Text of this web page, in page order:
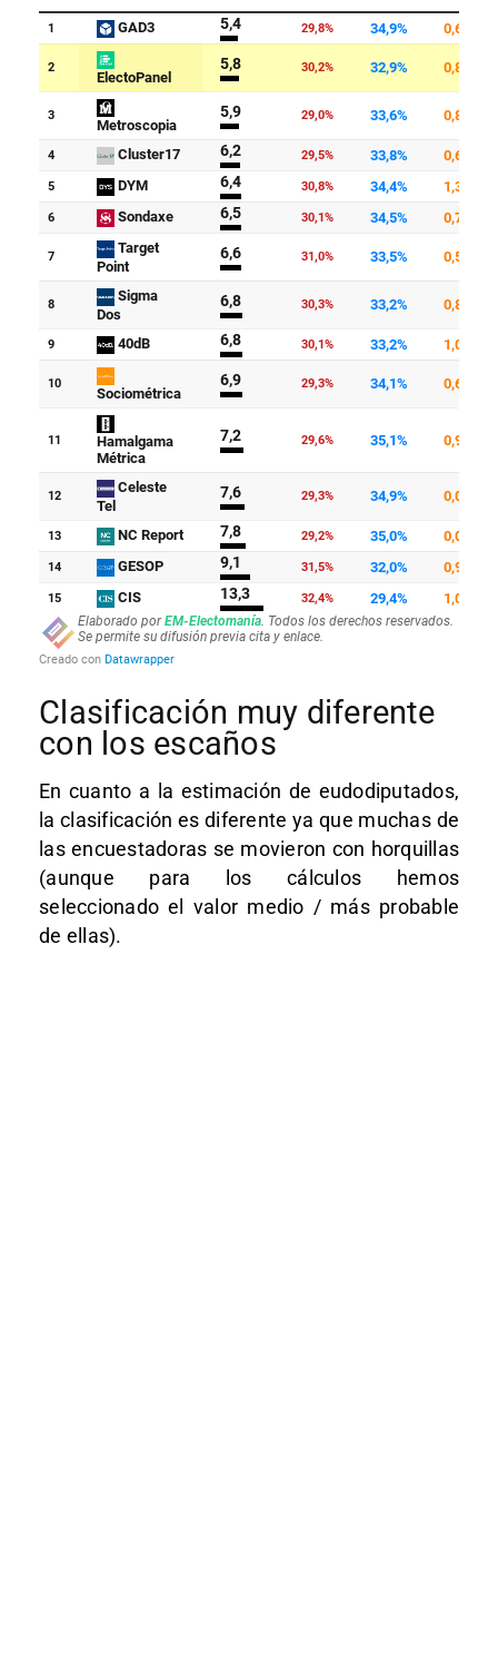
Clasificación muy diferente
con los escaños
En cuanto a la estimación de eudodiputados,
la clasificación es diferente ya que muchas de
las encuestadoras se movieron con horquillas
(aunque para los cálculos hemos
seleccionado el valor medio / más probable
de ellas).